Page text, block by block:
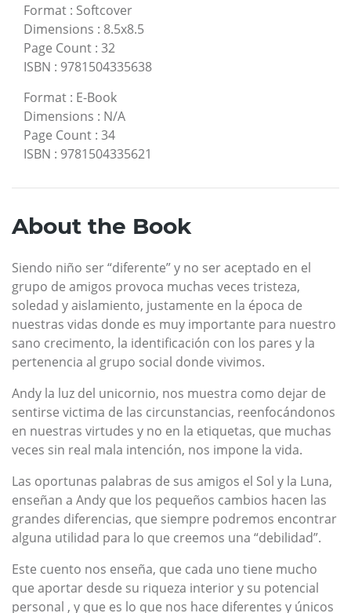
Format : Softcover
Dimensions : 8.5x8.5
Page Count : 32
ISBN : 9781504335638
Format : E-Book
Dimensions : N/A
Page Count : 34
ISBN : 9781504335621
About the Book
Siendo niño ser “diferente” y no ser aceptado en el
grupo de amigos provoca muchas veces tristeza,
soledad y aislamiento, justamente en la época de
nuestras vidas donde es muy importante para nuestro
sano crecimento, la identificación con los pares y la
pertenencia al grupo social donde vivimos.
Andy la luz del unicornio, nos muestra como dejar de
sentirse victima de las circunstancias, reenfocándonos
en nuestras virtudes y no en la etiquetas, que muchas
veces sin real mala intención, nos impone la vida.
Las oportunas palabras de sus amigos el Sol y la Luna,
enseñan a Andy que los pequeños cambios hacen las
grandes diferencias, que siempre podremos encontrar
alguna utilidad para lo que creemos una “debilidad”.
Este cuento nos enseña, que cada uno tiene mucho
que aportar desde su riqueza interior y su potencial
personal , y que es lo que nos hace diferentes y únicos